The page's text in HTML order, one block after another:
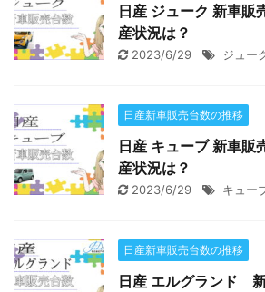
日産 ジューク 新車販
産状況は？
2023/6/29 ジュー
日産新車販売台数の推移
日産 キューブ 新車販
産状況は？
2023/6/29 キュー
日産新車販売台数の推移
日産 エルグランド